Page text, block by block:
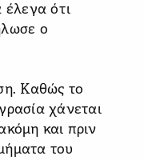
έλεγα ότι
ο
Καθώς το
χάνεται
και πριν
του